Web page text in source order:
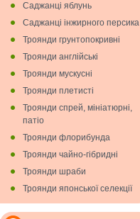
Саджанці яблунь
Саджанці інжирного персика
Троянди грунтопокривні
Троянди англійські
Троянди мускуснi
Троянди плетисті
Троянди спрей, мініатюрні,
патіо
Троянди флорибунда
Троянди чайно-гібридні
Троянди шраби
Троянди японської селекції